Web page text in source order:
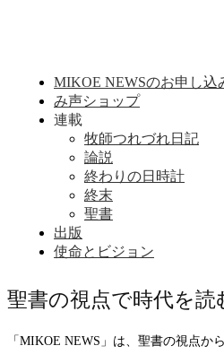
MIKOE NEWSのお申し込
み声ショップ
連載
牧師つれづれ日記
論説
終わりの日時計
終末
聖書
出版
使命とビジョン
聖書の視点で時代を読
「MIKOE NEWS」は、聖書の視点か